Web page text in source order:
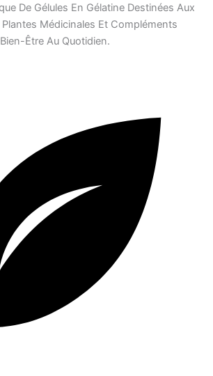
De Gélules En Gélatine Destinées Aux
Médicinales Et Compléments
Être Au Quotidien.